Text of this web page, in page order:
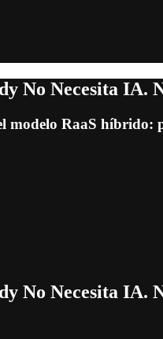
No Necesita IA.
modelo RaaS
No Necesita IA.